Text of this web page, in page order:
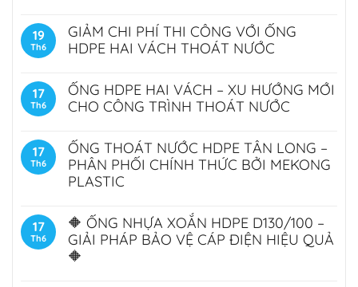
19
Th6
GIẢM CHI PHÍ THI CÔNG VỚI ỐNG
HDPE HAI VÁCH THOÁT NƯỚC
17
Th6
ỐNG HDPE HAI VÁCH – XU HƯỚNG MỚI
CHO CÔNG TRÌNH THOÁT NƯỚC
17
Th6
ỐNG THOÁT NƯỚC HDPE TÂN LONG –
PHÂN PHỐI CHÍNH THỨC BỞI MEKONG
PLASTIC
17
Th6
🔶 ỐNG NHỰA XOẮN HDPE D130/100 –
GIẢI PHÁP BẢO VỆ CÁP ĐIỆN HIỆU QUẢ
🔶